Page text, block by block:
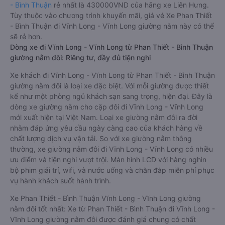
- Bình Thuận rẻ nhất là 430000VND của hãng xe Liên Hưng.
Tùy thuộc vào chương trình khuyến mãi, giá vé Xe Phan Thiết
- Bình Thuận đi Vĩnh Long - Vĩnh Long giường nằm này có thể
sẽ rẻ hơn.
Dòng xe đi Vĩnh Long - Vĩnh Long từ Phan Thiết - Bình Thuận
giường nằm đôi: Riêng tư, đầy đủ tiện nghi
Xe khách đi Vĩnh Long - Vĩnh Long từ Phan Thiết - Bình Thuận
giường nằm đôi là loại xe đặc biệt. Với mỗi giường được thiết
kế như một phòng ngủ khách sạn sang trọng, hiện đại. Đây là
dòng xe giường nằm cho cặp đôi đi Vĩnh Long - Vĩnh Long
mới xuất hiện tại Việt Nam. Loại xe giường nằm đôi ra đời
nhằm đáp ứng yêu cầu ngày càng cao của khách hàng về
chất lượng dịch vụ vận tải. So với xe giường nằm thông
thường, xe giường nằm đôi đi Vĩnh Long - Vĩnh Long có nhiều
ưu điểm và tiện nghi vượt trội. Màn hình LCD với hàng nghìn
bộ phim giải trí, wifi, và nước uống và chăn đắp miễn phí phục
vụ hành khách suốt hành trình.
Xe Phan Thiết - Bình Thuận Vĩnh Long - Vĩnh Long giường
nằm đôi tốt nhất: Xe từ Phan Thiết - Bình Thuận đi Vĩnh Long -
Vĩnh Long giường nằm đôi được đánh giá chung có chất